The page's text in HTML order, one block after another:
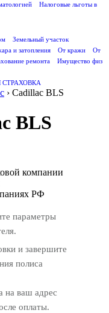
Налоговые льготы в
Земельный участок
и затопления От кражи
От
ремонта
Имущество физ
СТРАХОВКА
› Cadillac BLS
BLS
компании
РФ
параметры
и завершите
полиса
на ваш адрес
оплаты.